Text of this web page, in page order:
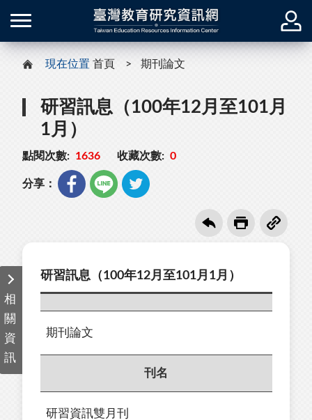
現在位置 首頁 期刊論文
研習訊息（100年12月至101月
1月）
點閱次數: 1636 收藏次數: 0
分享：
相
關
資
訊
研習訊息（100年12月至101月1月）
期刊論文
刊名
研習資訊雙月刊